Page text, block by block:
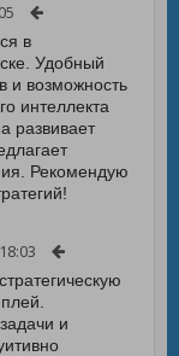
в
Удобный
и возможность
интеллекта
развивает
Рекомендую
и